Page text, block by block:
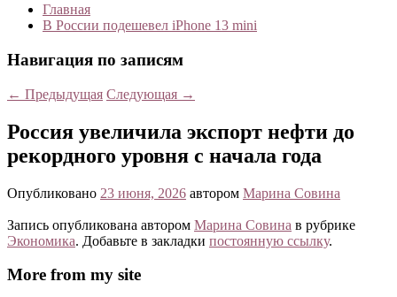
Главная
В России подешевел iPhone 13 mini
Навигация по записям
← Предыдущая Следующая →
Россия увеличила экспорт нефти до
рекордного уровня с начала года
Опубликовано 23 июня, 2026 автором Марина Совина
Запись опубликована автором Марина Совина в рубрике
Экономика. Добавьте в закладки постоянную ссылку.
More from my site